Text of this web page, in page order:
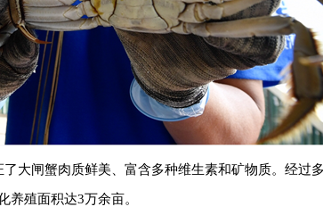
大闸蟹肉质鲜美、富含多种维生素和矿物质。经过
养殖面积达3万余亩。